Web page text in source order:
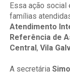
Essa ação social
famílias
Atendimento
Referência de
Central, Vila
A secretária